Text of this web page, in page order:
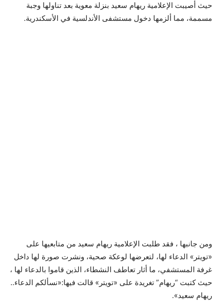
حيث أصيبت الإعلامية ريهام سعيد بنزلة معوية بعد تناولها وجبة
مسممة، مما ألزمها دخول مستشفى الأندلسية في الأسكندرية.
ومن جانبها ، فقد طلبت الإعلامية ريهام سعيد من متابعيها على
«تويتر» الدعاء لها، لتعرضها لوعكة صحية، ونشرت صورة لها داخل
غرفة المستشفي، ما أثار تعاطف النشطاء، الذين قاموا بالدعاء لها ،
حيث كتبت “ريهام” تغريدة على «تويتر» قالت فيها:«نسألكم الدعاء..
ريهام سعيد».